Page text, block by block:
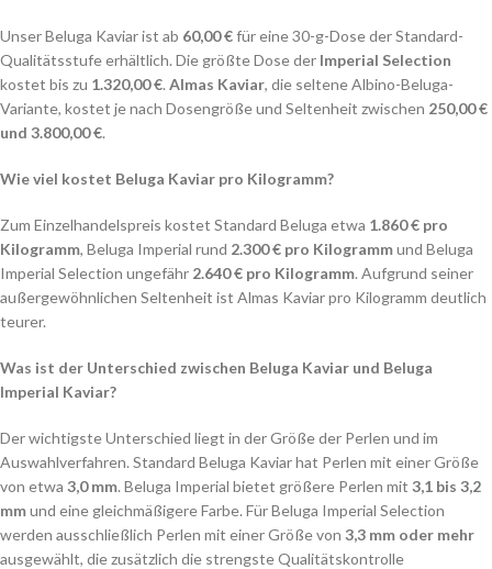
Unser Beluga Kaviar ist ab 60,00 €für eine 30-g-Dose der Standard-
Qualitätsstufe erhältlich. Die größte Dose der Imperial Selection
kostet bis zu 1.320,00 €. Almas Kaviar, die seltene Albino-Beluga-
Variante, kostet je nach Dosengröße und Seltenheit zwischen 250,00 €
und 3.800,00 €.
Wie viel kostet Beluga Kaviar pro Kilogramm?
Zum Einzelhandelspreis kostet Standard Beluga etwa 1.860 € pro
Kilogramm, Beluga Imperial rund 2.300 € pro Kilogrammund Beluga
Imperial Selection ungefähr 2.640 € pro Kilogramm. Aufgrund seiner
außergewöhnlichen Seltenheit ist Almas Kaviar pro Kilogramm deutlich
teurer.
Was ist der Unterschied zwischen Beluga Kaviar und Beluga
Imperial Kaviar?
Der wichtigste Unterschied liegt in der Größe der Perlen und im
Auswahlverfahren. Standard Beluga Kaviar hat Perlen mit einer Größe
von etwa 3,0 mm. Beluga Imperial bietet größere Perlen mit 3,1 bis 3,2
mmund eine gleichmäßigere Farbe. Für Beluga Imperial Selection
werden ausschließlich Perlen mit einer Größe von 3,3 mm oder mehr
ausgewählt, die zusätzlich die strengste Qualitätskontrolle